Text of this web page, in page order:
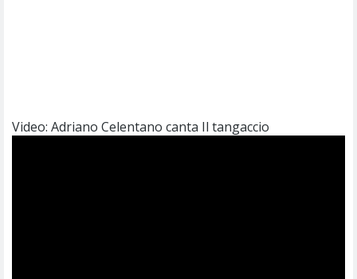
Video: Adriano Celentano canta Il tangaccio